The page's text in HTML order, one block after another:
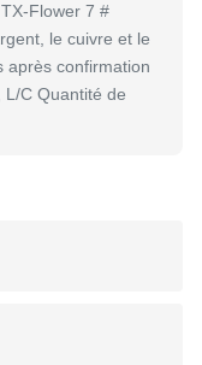
Flower 7 #
le cuivre et le
après confirmation
C Quantité de